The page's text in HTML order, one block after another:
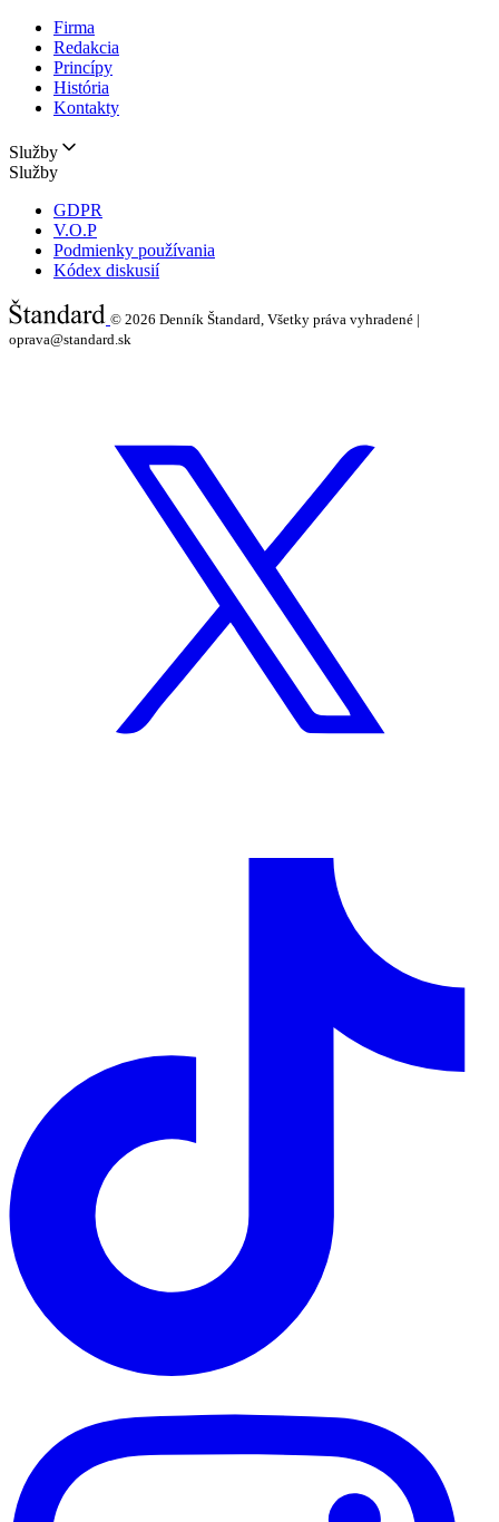
Firma
Redakcia
Princípy
História
Kontakty
Služby
Služby
GDPR
V.O.P
Podmienky používania
Kódex diskusií
© 2026 Denník Štandard, Všetky práva vyhradené |
oprava@standard.sk